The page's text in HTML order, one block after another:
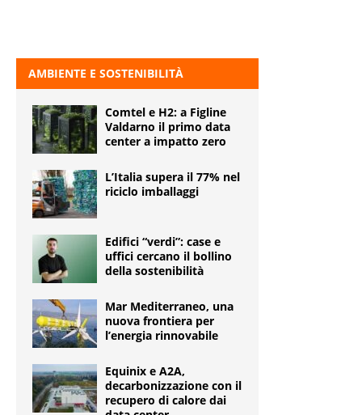
AMBIENTE E SOSTENIBILITÀ
Comtel e H2: a Figline
Valdarno il primo data
center a impatto zero
L’Italia supera il 77% nel
riciclo imballaggi
Edifici “verdi”: case e
uffici cercano il bollino
della sostenibilità
Mar Mediterraneo, una
nuova frontiera per
l’energia rinnovabile
Equinix e A2A,
decarbonizzazione con il
recupero di calore dai